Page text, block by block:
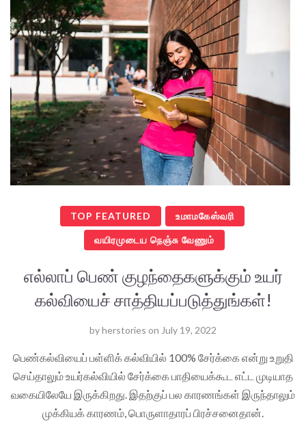
TOP FEATURED உமாமகேஸ்வரி
வயிரமுடைய நெஞ்சு வேணும்
எல்லாப் பெண் குழந்தைகளுக்கும் உயர்
கல்வியைச் சாத்தியப்படுத்துங்கள்!
byherstories on July 19, 2022
பெண்கல்வியைப் பள்ளிக் கல்வியில் 100% சேர்க்கை என்று உறுதி
செய்தாலும் உயர்கல்வியில் சேர்க்கை பாதியைக்கூட எட்ட முடியாத
வகையிலேயே இருக்கிறது. இதற்குப் பல காரணங்கள் இருந்தாலும்
முக்கியக் காரணம், பொருளாதாரப் பிரச்சனைதான்.